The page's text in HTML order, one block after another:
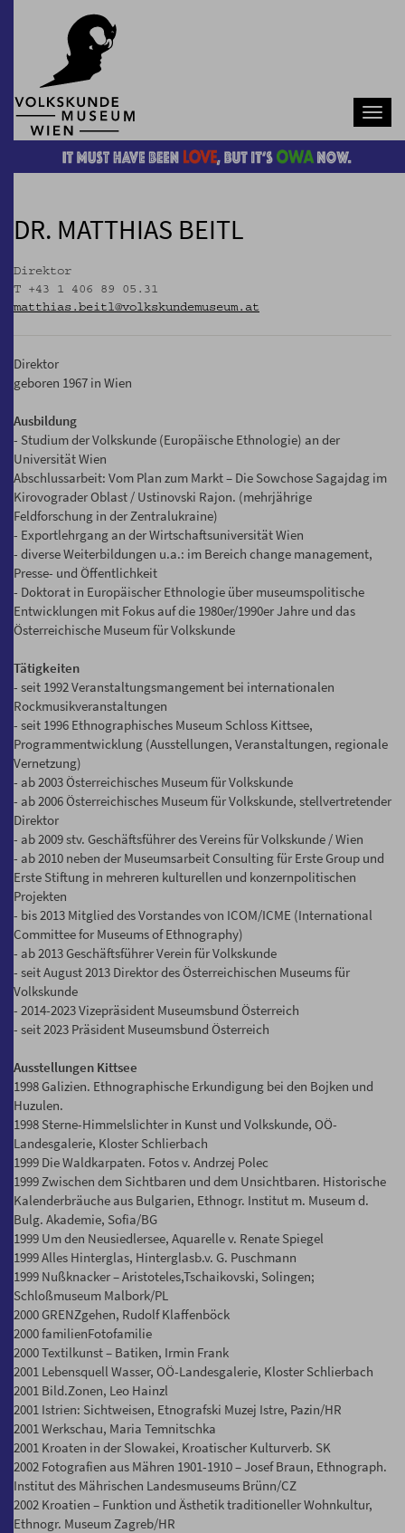
DR. MATTHIAS BEITL
Direktor
T +43 1 406 89 05.31
matthias.beitl@volkskundemuseum.at
Direktor
geboren 1967 in Wien
Ausbildung
- Studium der Volkskunde (Europäische Ethnologie) an der
Universität Wien
Abschlussarbeit: Vom Plan zum Markt – Die Sowchose Sagajdag im
Kirovograder Oblast / Ustinovski Rajon. (mehrjährige
Feldforschung in der Zentralukraine)
- Exportlehrgang an der Wirtschaftsuniversität Wien
- diverse Weiterbildungen u.a.: im Bereich change management,
Presse- und Öffentlichkeit
- Doktorat in Europäischer Ethnologie über museumspolitische
Entwicklungen mit Fokus auf die 1980er/1990er Jahre und das
Österreichische Museum für Volkskunde
Tätigkeiten
- seit 1992 Veranstaltungsmangement bei internationalen
Rockmusikveranstaltungen
- seit 1996 Ethnographisches Museum Schloss Kittsee,
Programmentwicklung (Ausstellungen, Veranstaltungen, regionale
Vernetzung)
- ab 2003 Österreichisches Museum für Volkskunde
- ab 2006 Österreichisches Museum für Volkskunde, stellvertretender
Direktor
- ab 2009 stv. Geschäftsführer des Vereins für Volkskunde / Wien
- ab 2010 neben der Museumsarbeit Consulting für Erste Group und
Erste Stiftung in mehreren kulturellen und konzernpolitischen
Projekten
- bis 2013 Mitglied des Vorstandes von ICOM/ICME (International
Committee for Museums of Ethnography)
- ab 2013 Geschäftsführer Verein für Volkskunde
- seit August 2013 Direktor des Österreichischen Museums für
Volkskunde
- 2014-2023 Vizepräsident Museumsbund Österreich
- seit 2023 Präsident Museumsbund Österreich
Ausstellungen Kittsee
1998 Galizien. Ethnographische Erkundigung bei den Bojken und
Huzulen.
1998 Sterne-Himmelslichter in Kunst und Volkskunde, OÖ-
Landesgalerie, Kloster Schlierbach
1999 Die Waldkarpaten. Fotos v. Andrzej Polec
1999 Zwischen dem Sichtbaren und dem Unsichtbaren. Historische
Kalenderbräuche aus Bulgarien, Ethnogr. Institut m. Museum d.
Bulg. Akademie, Sofia/BG
1999 Um den Neusiedlersee, Aquarelle v. Renate Spiegel
1999 Alles Hinterglas, Hinterglasb.v. G. Puschmann
1999 Nußknacker – Aristoteles,Tschaikovski, Solingen;
Schloßmuseum Malbork/PL
2000 GRENZgehen, Rudolf Klaffenböck
2000 familienFotofamilie
2000 Textilkunst – Batiken, Irmin Frank
2001 Lebensquell Wasser, OÖ-Landesgalerie, Kloster Schlierbach
2001 Bild.Zonen, Leo Hainzl
2001 Istrien: Sichtweisen, Etnografski Muzej Istre, Pazin/HR
2001 Werkschau, Maria Temnitschka
2001 Kroaten in der Slowakei, Kroatischer Kulturverb. SK
2002 Fotografien aus Mähren 1901-1910 – Josef Braun, Ethnograph.
Institut des Mährischen Landesmuseums Brünn/CZ
2002 Kroatien – Funktion und Ästhetik traditioneller Wohnkultur,
Ethnogr. Museum Zagreb/HR